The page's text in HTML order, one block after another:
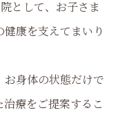
として、お子さま
康を支えてまいり
身体の状態だけで
療をご提案するこ